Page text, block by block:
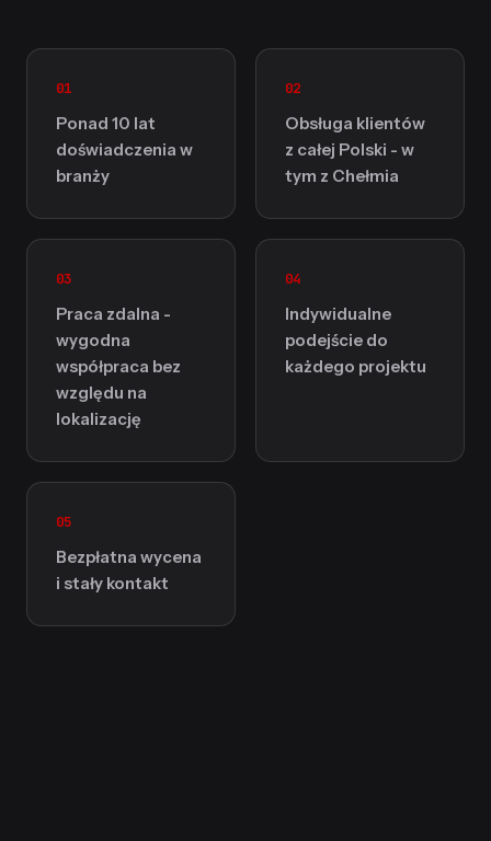
01
Ponad 10 lat
doświadczenia w
branży
02
Obsługa klientów
z całej Polski - w
tym z Chełmia
03
Praca zdalna -
wygodna
współpraca bez
względu na
lokalizację
04
Indywidualne
podejście do
każdego projektu
05
Bezpłatna wycena
i stały kontakt